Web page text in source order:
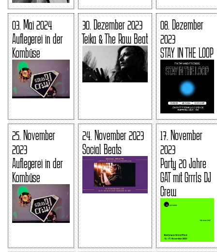
03. Mai 2024
Auflegerei in der
Kombüse
30. Dezember 2023
Teika & The Raw Beat
08. Dezember
2023
STAY IN THE LOOP
25. November
2023
Auflegerei in der
Kombüse
24. November 2023
Social Beats
17. November
2023
Party 20 Jahre
GAT mit Grrrls DJ
Crew